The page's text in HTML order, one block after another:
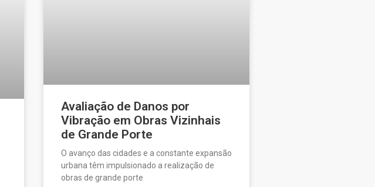
Avaliação de Danos por
Vibração em Obras Vizinhais
de Grande Porte
O avanço das cidades e a constante expansão
urbana têm impulsionado a realização de
obras de grande porte